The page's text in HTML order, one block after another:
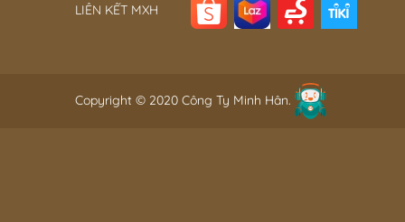
LIÊN KẾT MXH
Copyright © 2020 Công Ty Minh Hân.